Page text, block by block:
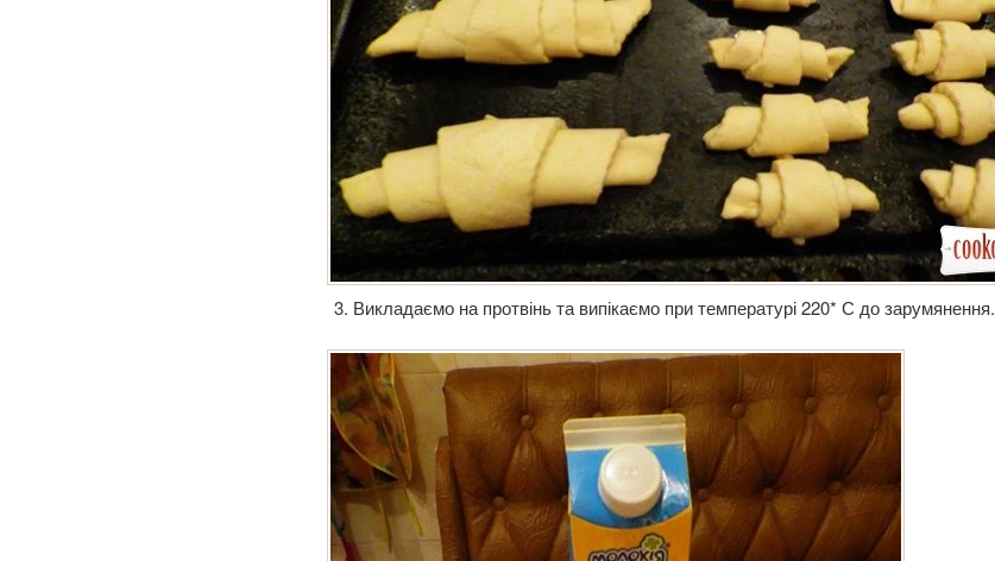
3. Викладаємо на протвінь та випікаємо при температурі 220* С до зарумянення.